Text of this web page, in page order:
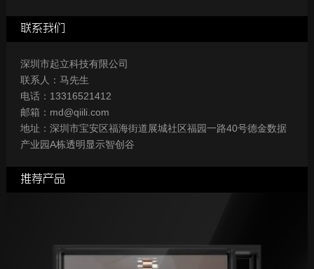
联系我们
深圳市起立科技有限公司
联系人：马先生
电话：13316521412
邮箱：md@qiili.com
地址：深圳市宝安区福海街道展城社区福园一路40号德金数据
产业园A栋透明显示智创谷
推荐产品